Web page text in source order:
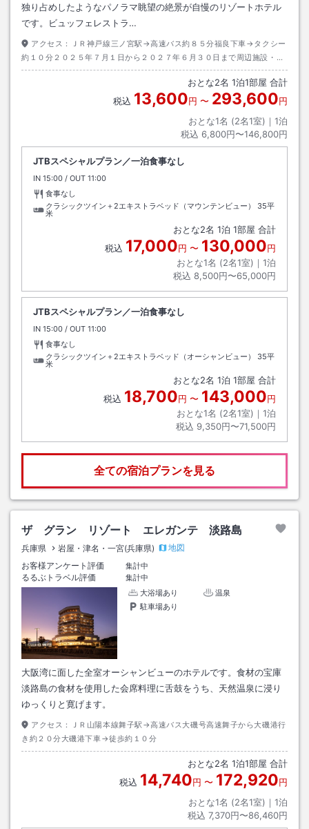
独り占めしたようなパノラマ眺望の絶景が自慢のリゾートホテル
です。ビュッフェレストラ…
アクセス：
ＪＲ神戸線三ノ宮駅→高速バス約８５分福良下車→タクシー
約１０分２０２５年７月１日から２０２７年６月３０日まで周辺施設・ス
ポットを周遊するウズループシャトルバス有（予約不要）
おとな2名 1泊1部屋 合計
税込 13,600円 〜 293,600円
おとな1名 (2名1室)｜ 1泊
税込 6,800円〜146,800円
JTBスペシャルプラン／一泊食事なし
IN チェックイン
15:00 / OUT チェックアウト
11:00
食事なし
クラシックツイン＋2エキストラベッド（マウンテンビュー）
35平
米
おとな2名 1泊 1部屋 合計
税込 17,000円 〜 130,000円
おとな1名 (2名1室)｜ 1泊
税込 8,500円〜65,000円
JTBスペシャルプラン／一泊食事なし
IN チェックイン
15:00 / OUT チェックアウト
11:00
食事なし
クラシックツイン＋2エキストラベッド（オーシャンビュー）
35平
米
おとな2名 1泊 1部屋 合計
税込 18,700円 〜 143,000円
おとな1名 (2名1室)｜ 1泊
税込 9,350円〜71,500円
全ての宿泊プランを見る
ザ グラン リゾート エレガンテ 淡路島
兵庫県 岩屋・津名・一宮(兵庫県)
地図
お客様アンケート評価
集計中
るるぶトラベル評価
集計中
大浴場あり
温泉
駐車場あり
大阪湾に面した全室オーシャンビューのホテルです。食材の宝庫
淡路島の食材を使用した会席料理に舌鼓をうち、天然温泉に浸り
ゆっくりと寛げます。
アクセス：
ＪＲ山陽本線舞子駅→高速バス大磯号高速舞子から大磯港行
き約２０分大磯港下車→徒歩約１０分
おとな2名 1泊1部屋 合計
税込 14,740円 〜 172,920円
おとな1名 (2名1室)｜ 1泊
税込 7,370円〜86,460円